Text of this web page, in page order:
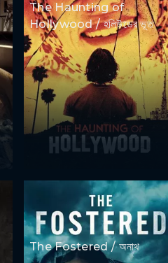
The Haunting of
Hollywood / হলিউডের ভূত
The Fostered / অনাথ